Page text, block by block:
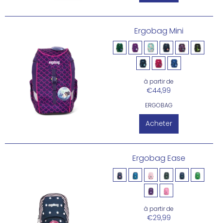
Ergobag Mini
à partir de
€44,99
ERGOBAG
Acheter
Ergobag Ease
à partir de
€29,99